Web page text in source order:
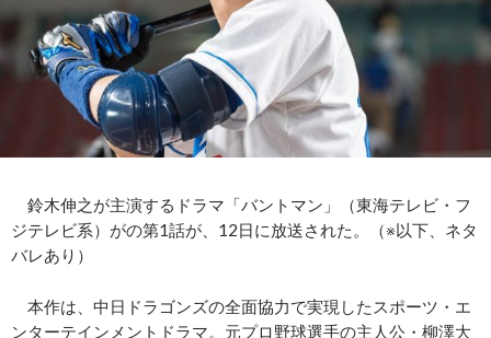
鈴木伸之が主演するドラマ「バントマン」（東海テレビ・フ
ジテレビ系）がの第1話が、12日に放送された。（※以下、ネタ
バレあり）
本作は、中日ドラゴンズの全面協力で実現したスポーツ・エ
ンターテインメントドラマ。元プロ野球選手の主人公・柳澤大